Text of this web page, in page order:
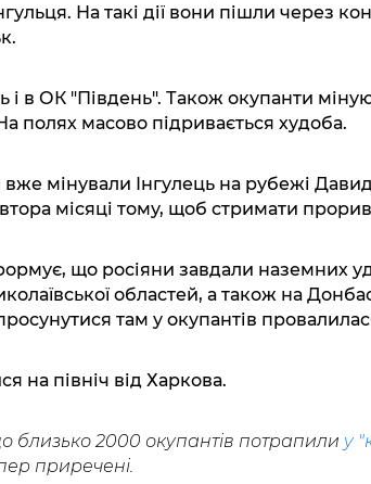
На такі дії вони пішли через
і в ОК "Південь". Також окупанти
полях масово підривається худоба.
вже мінували Інгулець на рубежі
місяці тому, щоб стримати
що росіяни завдали наземних
областей, а також на
там у окупантів
на північ від Харкова.
близько 2000 окупантів потрапили у
приречені.